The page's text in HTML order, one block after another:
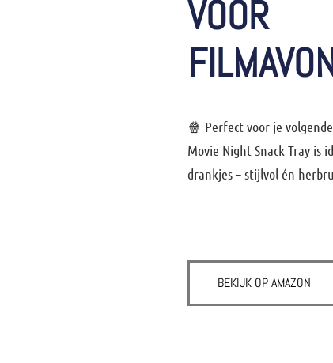
VOOR
🍿 Perfect voor je
Movie Night Snack Tray is
drankjes – stijlvol én
BEKIJK OP AMAZON